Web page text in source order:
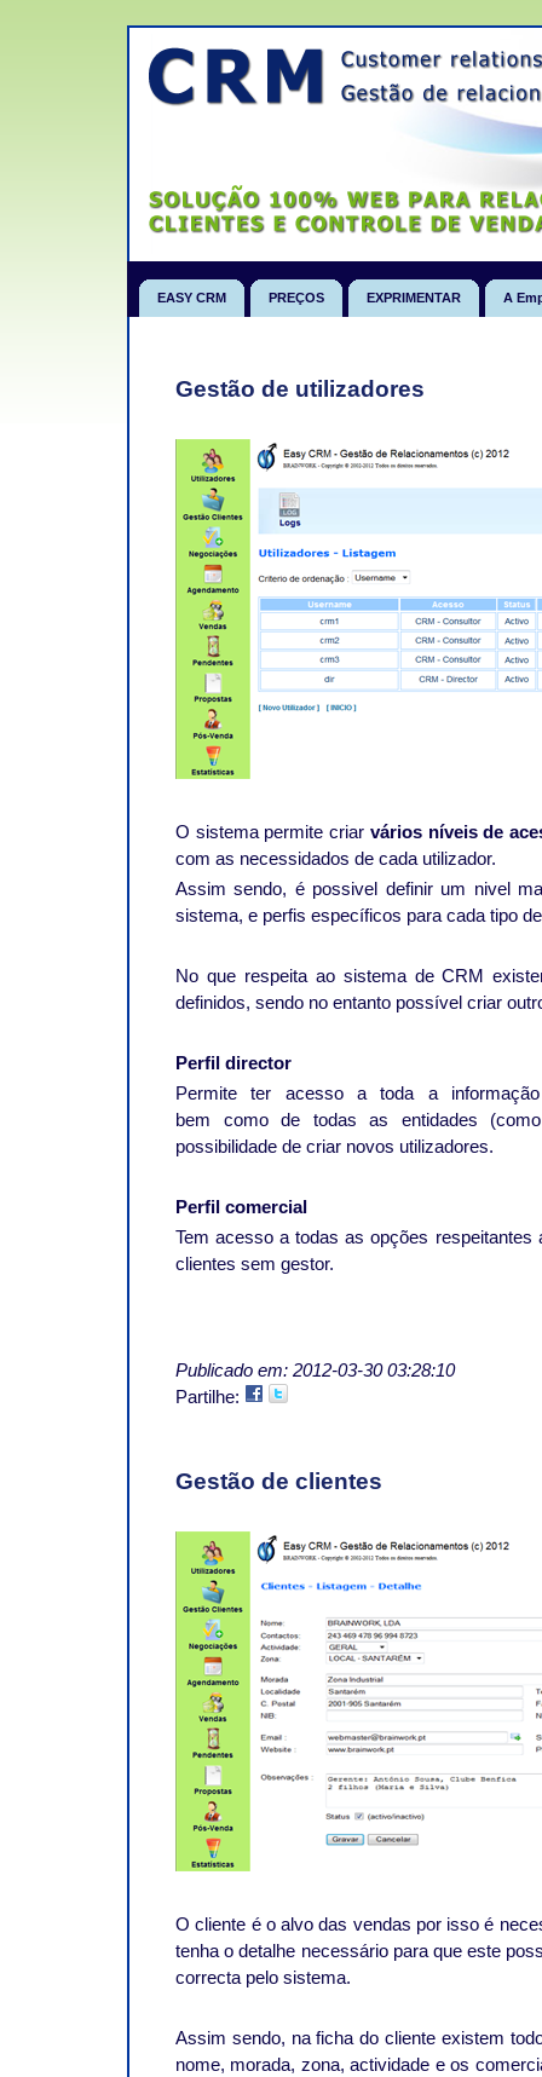
EASY CRM PREÇOS EXPRIMENTAR A
Gestão de utilizadores
O sistema permite criar vários níveis de
com as necessidados de cada utilizador.
Assim sendo, é possivel definir um nivel
sistema, e perfis específicos para cada tipo
No que respeita ao sistema de CRM
definidos, sendo no entanto possível criar
Perfil director
Permite ter acesso a toda a
bem como de todas as entidades
possibilidade de criar novos utilizadores.
Perfil comercial
Tem acesso a todas as opções respeitantes
clientes sem gestor.
Publicado em: 2012-03-30 03:28:10
Partilhe:
Gestão de clientes
O cliente é o alvo das vendas por isso é
tenha o detalhe necessário para que este
correcta pelo sistema.
Assim sendo, na ficha do cliente existem
nome, morada, zona, actividade e os